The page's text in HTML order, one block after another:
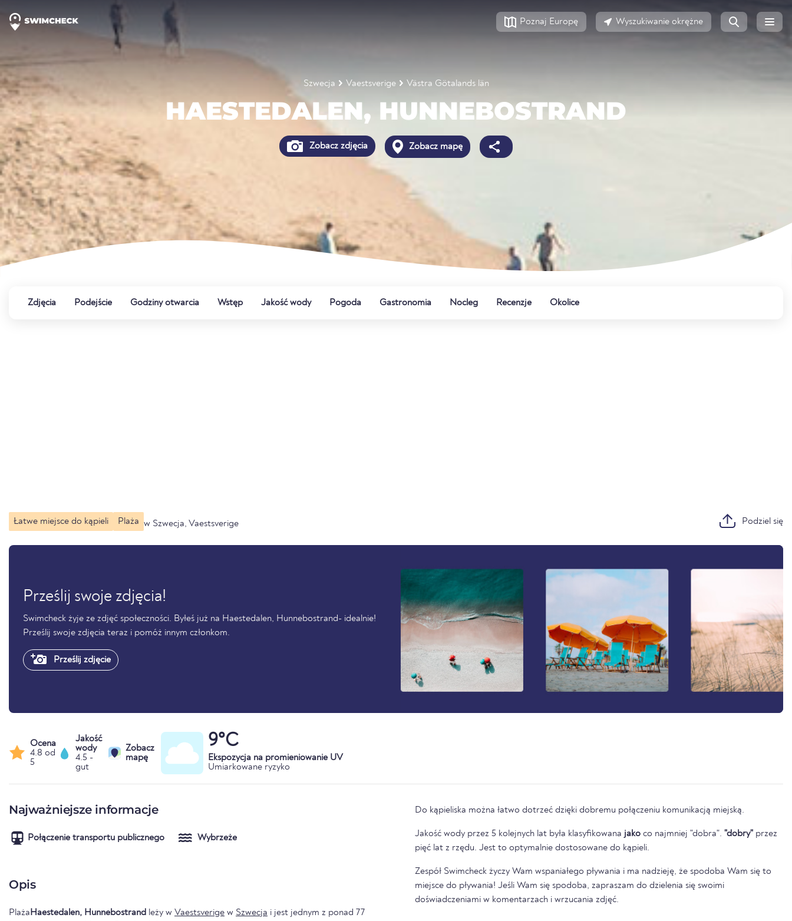
Poznaj Europę Wyszukiwanie okrężne
Szwecja Vaestsverige Västra Götalands län
HAESTEDALEN, HUNNEBOSTRAND
Zobacz zdjęcia Zobacz mapę
Zdjęcia Podejście Godziny otwarcia Wstęp Jakość wody Pogoda Gastronomia Nocleg Recenzje Okolice
Łatwe miejsce do kąpieli Plaża w Szwecja, Vaestsverige Podziel się
Prześlij swoje zdjęcia!
Swimcheck żyje ze zdjęć społeczności. Byłeś już na Haestedalen, Hunnebostrand- idealnie!
Prześlij swoje zdjęcia teraz i pomóż innym członkom.
Prześlij zdjęcie
Ocena
4.8 od
5
Jakość
wody
4.5 -
gut
Zobacz
mapę
9°C
Ekspozycja na promieniowanie UV
Umiarkowane ryzyko
Najważniejsze informacje
Połączenie transportu publicznego Wybrzeże
Opis
Plaża Haestedalen, Hunnebostrand leży w Vaestsverige w Szwecja i jest jednym z ponad 77
Do kąpieliska można łatwo dotrzeć dzięki dobremu połączeniu komunikacją miejską.
Jakość wody przez 5 kolejnych lat była klasyfikowana jako co najmniej "dobra". "dobry" przez
pięć lat z rzędu. Jest to optymalnie dostosowane do kąpieli.
Zespół Swimcheck życzy Wam wspaniałego pływania i ma nadzieję, że spodoba Wam się to
miejsce do pływania! Jeśli Wam się spodoba, zapraszam do dzielenia się swoimi
doświadczeniami w komentarzach i wrzucania zdjęć.